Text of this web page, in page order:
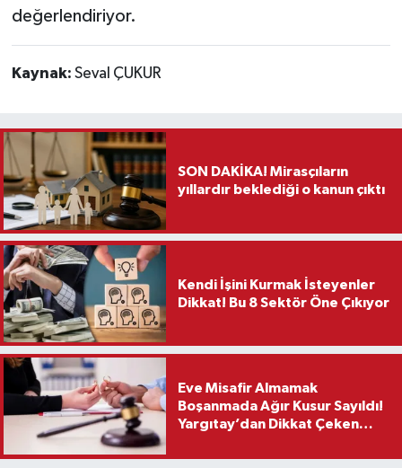
değerlendiriyor.
Kaynak: Seval ÇUKUR
SON DAKİKA! Mirasçıların
yıllardır beklediği o kanun çıktı
Kendi İşini Kurmak İsteyenler
Dikkat! Bu 8 Sektör Öne Çıkıyor
Eve Misafir Almamak
Boşanmada Ağır Kusur Sayıldı!
Yargıtay’dan Dikkat Çeken